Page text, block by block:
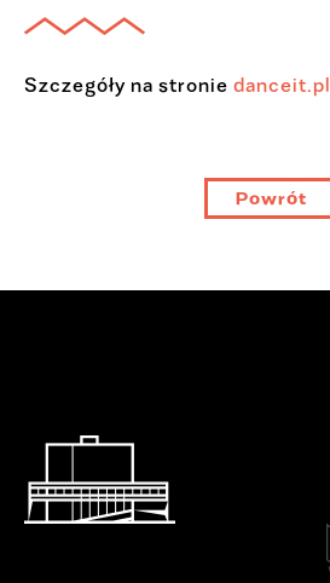
Szczegóły na stronie danceit.pl
Powrót